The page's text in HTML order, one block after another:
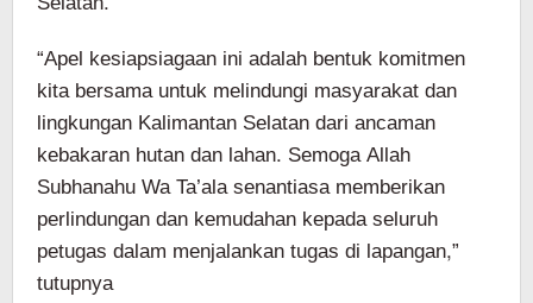
“Apel kesiapsiagaan ini adalah bentuk komitmen
kita bersama untuk melindungi masyarakat dan
lingkungan Kalimantan Selatan dari ancaman
kebakaran hutan dan lahan. Semoga Allah
Subhanahu Wa Ta’ala senantiasa memberikan
perlindungan dan kemudahan kepada seluruh
petugas dalam menjalankan tugas di lapangan,”
tutupnya